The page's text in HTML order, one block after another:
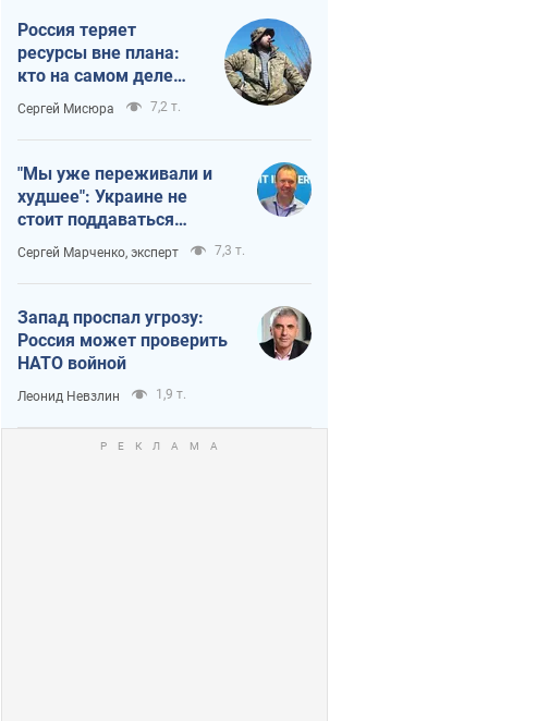
Россия теряет
ресурсы вне плана:
кто на самом деле
диктует темп войны
Сергей Мисюра 7,2 т.
"Мы уже переживали и
худшее": Украине не
стоит поддаваться
отчаянию из-за
ракетного террора
Сергей Марченко, эксперт 7,3 т.
Запад проспал угрозу:
Россия может проверить
НАТО войной
Леонид Невзлин 1,9 т.